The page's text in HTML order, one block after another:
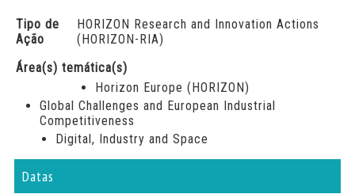
Tipo de
Ação
HORIZON Research and Innovation Actions
(HORIZON-RIA)
Área(s) temática(s)
Horizon Europe (HORIZON)
Global Challenges and European Industrial
Competitiveness
Digital, Industry and Space
Datas